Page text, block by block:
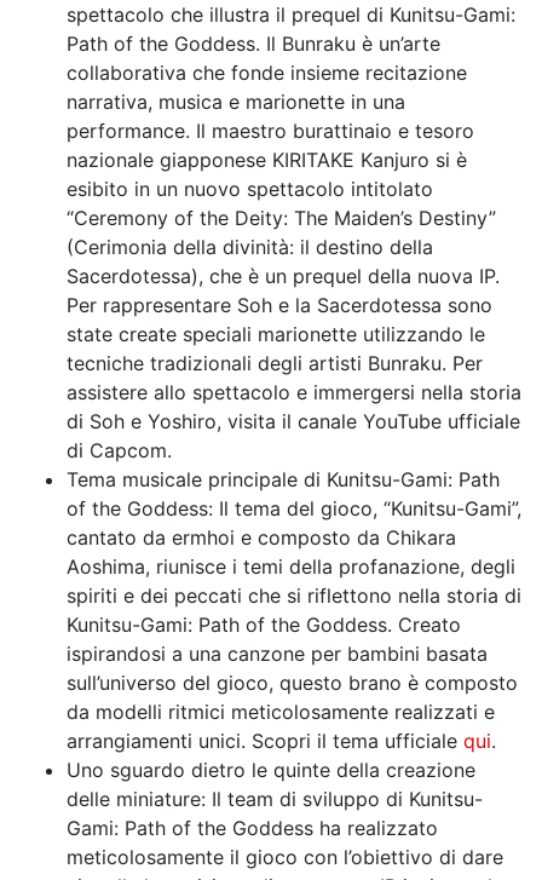
spettacolo che illustra il prequel di Kunitsu-Gami:
Path of the Goddess. Il Bunraku è un’arte
collaborativa che fonde insieme recitazione
narrativa, musica e marionette in una
performance. Il maestro burattinaio e tesoro
nazionale giapponese KIRITAKE Kanjuro si è
esibito in un nuovo spettacolo intitolato
“Ceremony of the Deity: The Maiden’s Destiny”
(Cerimonia della divinità: il destino della
Sacerdotessa), che è un prequel della nuova IP.
Per rappresentare Soh e la Sacerdotessa sono
state create speciali marionette utilizzando le
tecniche tradizionali degli artisti Bunraku. Per
assistere allo spettacolo e immergersi nella storia
di Soh e Yoshiro, visita il canale YouTube ufficiale
di Capcom.
Tema musicale principale di Kunitsu-Gami: Path
of the Goddess: Il tema del gioco, “Kunitsu-Gami”,
cantato da ermhoi e composto da Chikara
Aoshima, riunisce i temi della profanazione, degli
spiriti e dei peccati che si riflettono nella storia di
Kunitsu-Gami: Path of the Goddess. Creato
ispirandosi a una canzone per bambini basata
sull’universo del gioco, questo brano è composto
da modelli ritmici meticolosamente realizzati e
arrangiamenti unici. Scopri il tema ufficiale qui.
Uno sguardo dietro le quinte della creazione
delle miniature: Il team di sviluppo di Kunitsu-
Gami: Path of the Goddess ha realizzato
meticolosamente il gioco con l’obiettivo di dare